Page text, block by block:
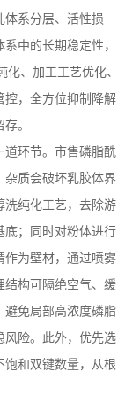
体系分层、活性损
系中的长期稳定性，
化、加工工艺优化、
控，全方位抑制降解
。
道环节。市售磷脂酰
杂质会破坏乳胶体界
洗纯化工艺，去除游
底；同时对粉体进行
作为壁材，通过喷雾
结构可隔绝空气、缓
避免局部高浓度磷脂
风险。此外，优先选
饱和双键数量，从根